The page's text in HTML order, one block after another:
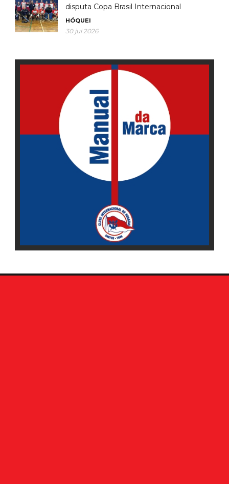
disputa Copa Brasil Internacional
HÓQUEI
30 jul 2026